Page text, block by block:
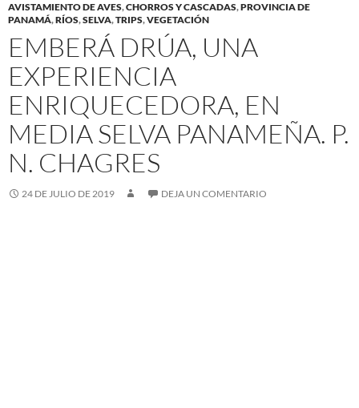
AVISTAMIENTO DE AVES,CHORROS Y CASCADAS,PROVINCIA DE
PANAMÁ,RÍOS,SELVA,TRIPS,VEGETACIÓN
EMBERÁ DRÚA, UNA
EXPERIENCIA
ENRIQUECEDORA, EN
MEDIA SELVA PANAMEÑA. P.
N. CHAGRES
24 DE JULIO DE 2019 DEJA UN COMENTARIO